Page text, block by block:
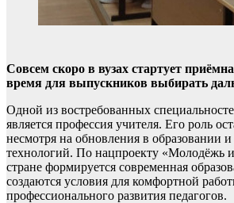
Совсем скоро в вузах стартует
время для выпускников выбирать
Одной из востребованных
является профессия учителя. Его роль
несмотря на обновления в образовании
технологий. По нацпроекту «Молодёжь
стране формируется современная
создаются условия для комфортной
профессионального развития педагогов.